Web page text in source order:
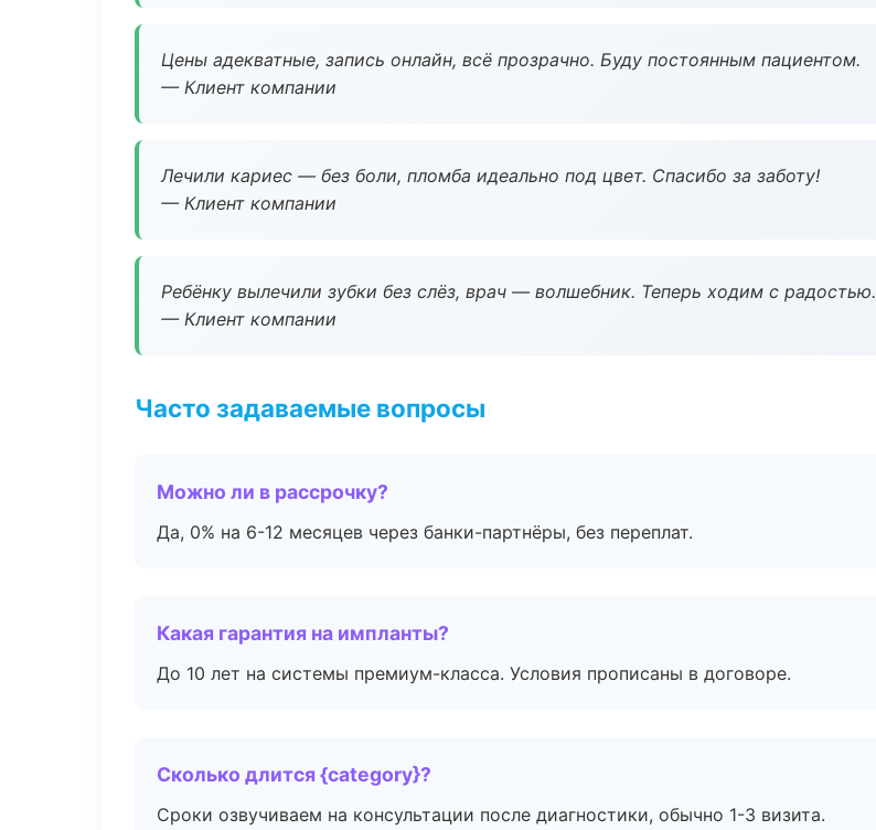
Цены адекватные, запись онлайн, всё прозрачно. Буду постоянным пациентом.
— Клиент компании
Лечили кариес — без боли, пломба идеально под цвет. Спасибо за заботу!
— Клиент компании
Ребёнку вылечили зубки без слёз, врач — волшебник. Теперь ходим с радостью.
— Клиент компании
Часто задаваемые вопросы
Можно ли в рассрочку?
Да, 0% на 6-12 месяцев через банки-партнёры, без переплат.
Какая гарантия на импланты?
До 10 лет на системы премиум-класса. Условия прописаны в договоре.
Сколько длится {category}?
Сроки озвучиваем на консультации после диагностики, обычно 1-3 визита.